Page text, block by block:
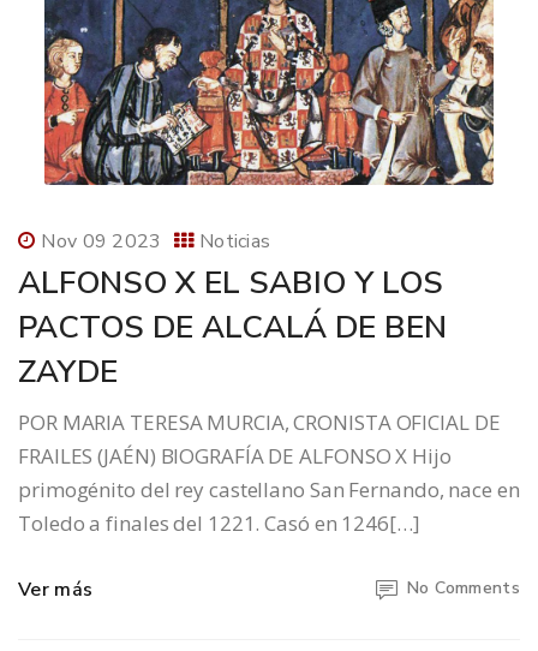
Nov 09 2023 Noticias
ALFONSO X EL SABIO Y LOS
PACTOS DE ALCALÁ DE BEN
ZAYDE
POR MARIA TERESA MURCIA, CRONISTA OFICIAL DE
FRAILES (JAÉN) BIOGRAFÍA DE ALFONSO X Hijo
primogénito del rey castellano San Fernando, nace en
Toledo a finales del 1221. Casó en 1246[…]
Ver más No Comments